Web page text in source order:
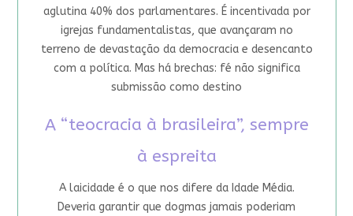
aglutina 40% dos parlamentares. É incentivada por
igrejas fundamentalistas, que avançaram no
terreno de devastação da democracia e desencanto
com a política. Mas há brechas: fé não significa
submissão como destino
A “teocracia à brasileira”, sempre
à espreita
A laicidade é o que nos difere da Idade Média.
Deveria garantir que dogmas jamais poderiam